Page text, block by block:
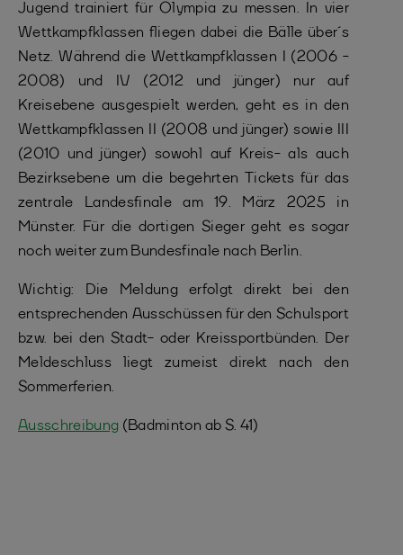
Jugend trainiert für Olympia zu messen. In vier
Wettkampfklassen fliegen dabei die Bälle über´s
Netz. Während die Wettkampfklassen I (2006 -
2008) und IV (2012 und jünger) nur auf
Kreisebene ausgespielt werden, geht es in den
Wettkampfklassen II (2008 und jünger) sowie III
(2010 und jünger) sowohl auf Kreis- als auch
Bezirksebene um die begehrten Tickets für das
zentrale Landesfinale am 19. März 2025 in
Münster. Für die dortigen Sieger geht es sogar
noch weiter zum Bundesfinale nach Berlin.
Wichtig: Die Meldung erfolgt direkt bei den
entsprechenden Ausschüssen für den Schulsport
bzw. bei den Stadt- oder Kreissportbünden. Der
Meldeschluss liegt zumeist direkt nach den
Sommerferien.
Ausschreibung (Badminton ab S. 41)